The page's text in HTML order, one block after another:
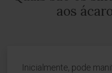
aos
Inicialmente, pode